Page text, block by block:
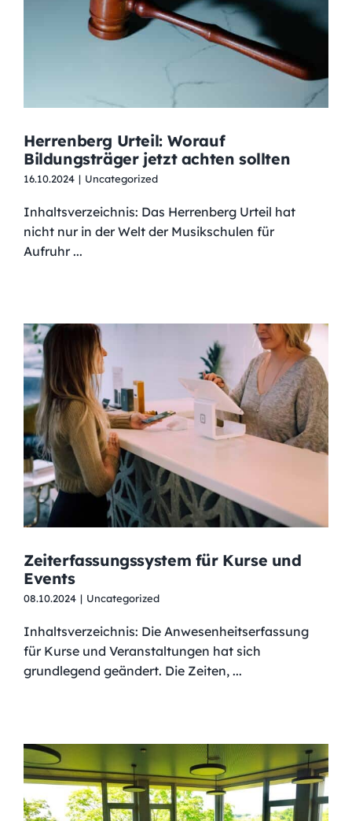
Herrenberg Urteil: Worauf
Bildungsträger jetzt achten sollten
16.10.2024 | Uncategorized
Inhaltsverzeichnis: Das Herrenberg Urteil hat
nicht nur in der Welt der Musikschulen für
Aufruhr ...
Zeiterfassungssystem für Kurse und
Events
08.10.2024 | Uncategorized
Inhaltsverzeichnis: Die Anwesenheitserfassung
für Kurse und Veranstaltungen hat sich
grundlegend geändert. Die Zeiten, ...